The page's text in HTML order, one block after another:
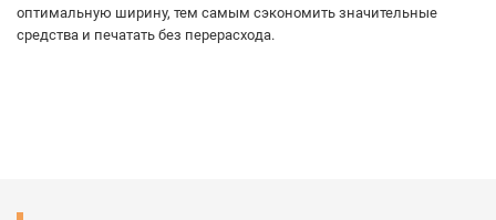
оптимальную ширину, тем самым сэкономить значительные
средства и печатать без перерасхода.